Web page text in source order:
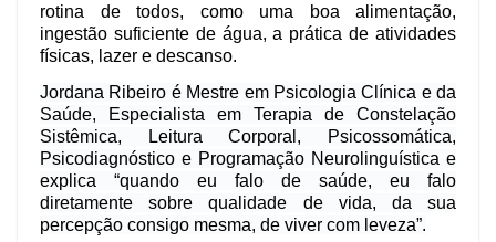
rotina de todos, como uma boa alimentação,
ingestão suficiente de água, a prática de atividades
físicas, lazer e descanso.
Jordana Ribeiro é Mestre em Psicologia Clínica e da
Saúde, Especialista em Terapia de Constelação
Sistêmica, Leitura Corporal, Psicossomática,
Psicodiagnóstico e Programação Neurolinguística e
explica “quando eu falo de saúde, eu falo
diretamente sobre qualidade de vida, da sua
percepção consigo mesma, de viver com leveza”.